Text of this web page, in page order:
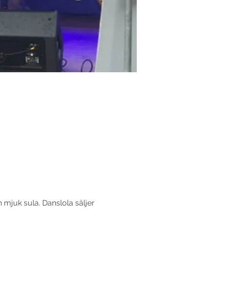
mjuk sula. Danslola säljer